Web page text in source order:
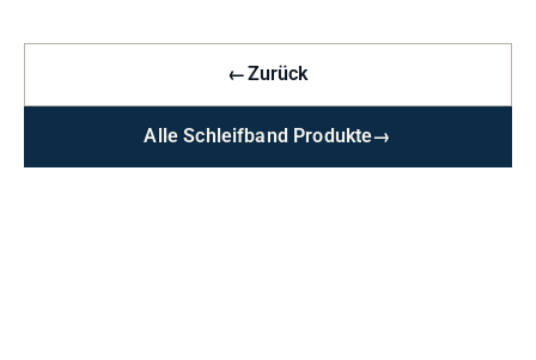
←Zurück
Alle Schleifband Produkte→